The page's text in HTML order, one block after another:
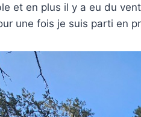
et en plus il y a eu du
une fois je suis parti en